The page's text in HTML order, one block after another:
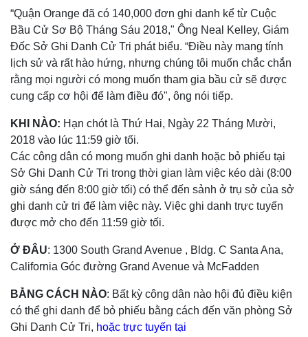
“Quận Orange đã có 140,000 đơn ghi danh kể từ Cuộc
Bầu Cử Sơ Bộ Tháng Sáu 2018," Ông Neal Kelley, Giám
Đốc Sở Ghi Danh Cử Tri phát biểu. “Điều này mang tính
lịch sử và rất hào hứng, nhưng chúng tôi muốn chắc chắn
rằng mọi người có mong muốn tham gia bầu cử sẽ được
cung cấp cơ hội để làm điều đó", ông nói tiếp.
KHI NÀO: Hạn chót là Thứ Hai, Ngày 22 Tháng Mười,
2018 vào lúc 11:59 giờ tối.
Các công dân có mong muốn ghi danh hoặc bỏ phiếu tại
Sở Ghi Danh Cử Tri trong thời gian làm việc kéo dài (8:00
giờ sáng đến 8:00 giờ tối) có thể đến sảnh ở trụ sở của sở
ghi danh cử tri để làm việc này. Việc ghi danh trực tuyến
được mở cho đến 11:59 giờ tối.
Ở ĐÂU: 1300 South Grand Avenue , Bldg. C Santa Ana,
California Góc đường Grand Avenue và McFadden
BẰNG CÁCH NÀO: Bất kỳ công dân nào hội đủ điều kiện
có thể ghi danh để bỏ phiếu bằng cách đến văn phòng Sở
Ghi Danh Cử Tri, hoặc trực tuyến tại